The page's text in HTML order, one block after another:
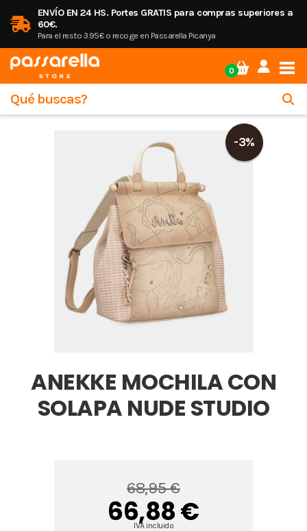
ENVÍO EN 24 HS. Portes GRATIS para compras superiores a
60€.
Para el resto 3.95€ o recoge en Passarella Picanya
0
-3%
ANEKKE MOCHILA CON
SOLAPA NUDE STUDIO
68,95 €
66,88 €
IVA incluido